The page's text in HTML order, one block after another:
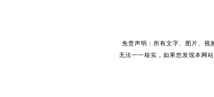
免责声明：所有文字、图片、视
无法一一核实，如果您发现本网